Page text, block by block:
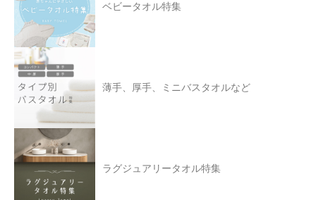
ベビータオル特集
薄手、厚手、ミニバスタオルなど
ラグジュアリータオル特集